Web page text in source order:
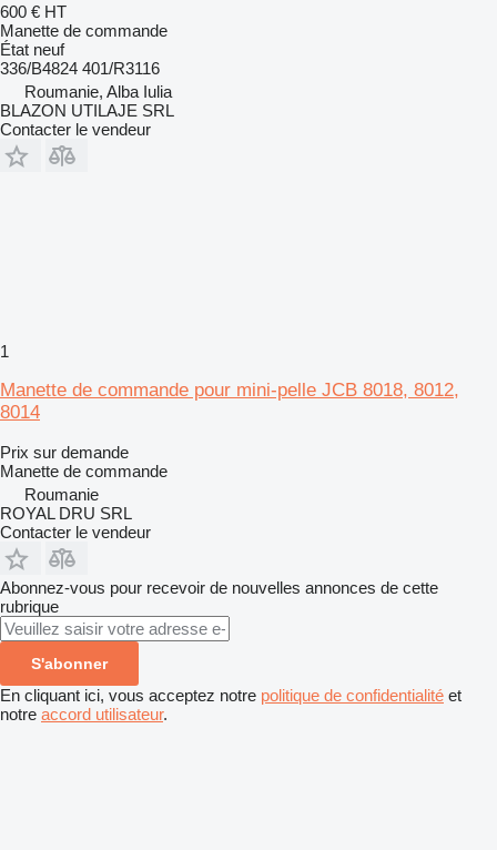
600 € HT
Manette de commande
État neuf
336/B4824 401/R3116
Roumanie, Alba Iulia
BLAZON UTILAJE SRL
Contacter le vendeur
1
Manette de commande pour mini-pelle JCB 8018, 8012,
8014
Prix sur demande
Manette de commande
Roumanie
ROYAL DRU SRL
Contacter le vendeur
Abonnez-vous pour recevoir de nouvelles annonces de cette
rubrique
S'abonner
En cliquant ici, vous acceptez notre politique de confidentialité et
notre accord utilisateur.